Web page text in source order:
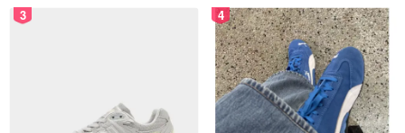
3 4